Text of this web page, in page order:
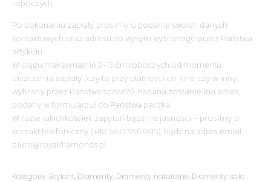
roboczych.
Po dokonaniu zapłaty prosimy o podanie swoich danych
kontaktowych oraz adresu do wysyłki wybranego przez Państwa
artykułu,
W ciągu maksymalnie 2-13 dni roboczych od momentu
uiszczenia zapłaty (czy to przy płatności on-line, czy w inny,
wybrany przez Państwa sposób), nadana zostanie (na adres,
podany w formularzu) do Państwa paczka.
W razie jakichkolwiek zapytań bądź niejasności – prosimy o
kontakt telefoniczny (+48 660 991 995), bądź na adres email:
biuro@royaldiamonds.pl
Kategorie: Brylant, Diamenty, Diamenty naturalne, Diamenty solo